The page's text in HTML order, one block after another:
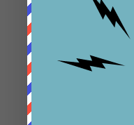
Neueste
Gutschein für
Sonntags-
Sonntags Brunch
Dezember 2023